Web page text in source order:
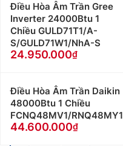
Điều Hòa Âm Trần Gree
Inverter 24000Btu 1
Chiều GULD71T1/A-
S/GULD71W1/NhA-S
24.950.000
Điều Hòa Âm Trần Daikin
48000Btu 1 Chiều
FCNQ48MV1/RNQ48MY1
44.600.000